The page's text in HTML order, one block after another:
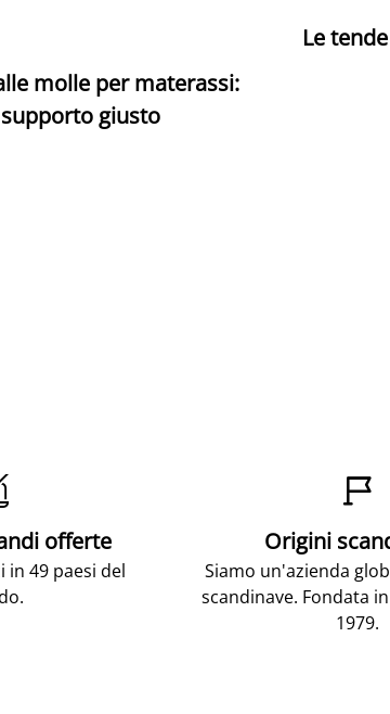
molle per materassi:
giusto
Le
offerte
in 49 paesi del

Origini
Siamo un'azienda
scandinave. Fondata
1979.